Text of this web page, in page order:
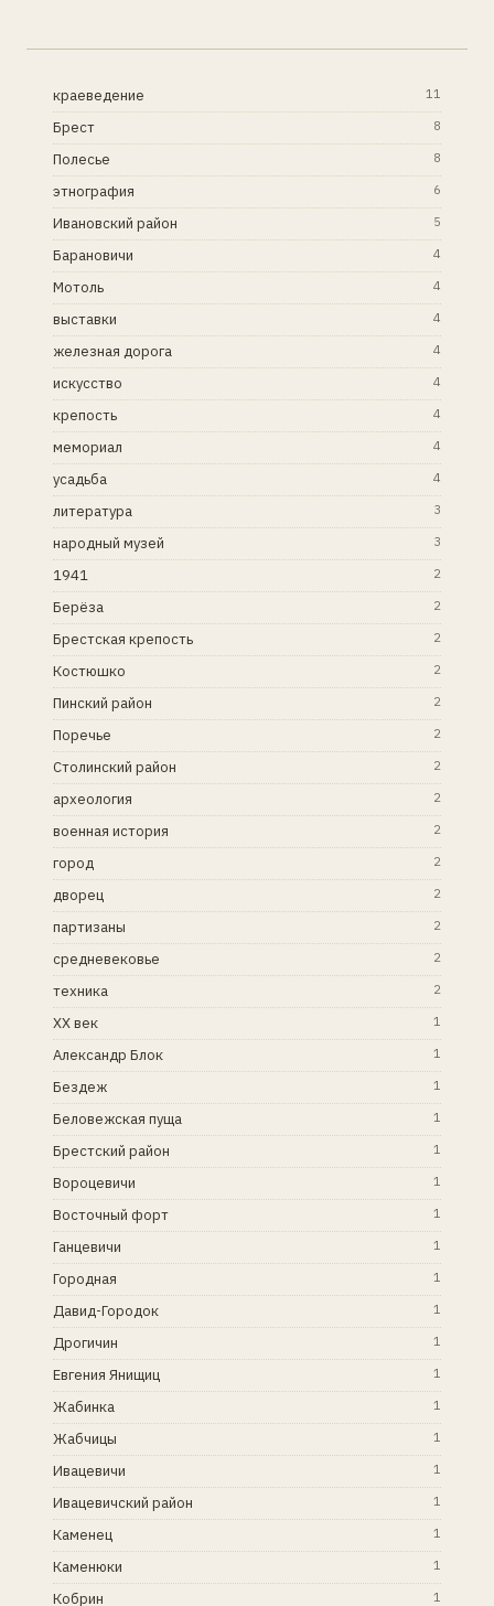
краеведение 11
Брест 8
Полесье 8
этнография 6
Ивановский район 5
Барановичи 4
Мотоль 4
выставки 4
железная дорога 4
искусство 4
крепость 4
мемориал 4
усадьба 4
литература 3
народный музей 3
1941 2
Берёза 2
Брестская крепость 2
Костюшко 2
Пинский район 2
Поречье 2
Столинский район 2
археология 2
военная история 2
город 2
дворец 2
партизаны 2
средневековье 2
техника 2
XX век 1
Александр Блок 1
Бездеж 1
Беловежская пуща 1
Брестский район 1
Вороцевичи 1
Восточный форт 1
Ганцевичи 1
Городная 1
Давид-Городок 1
Дрогичин 1
Евгения Янищиц 1
Жабинка 1
Жабчицы 1
Ивацевичи 1
Ивацевичский район 1
Каменец 1
Каменюки 1
Кобрин 1